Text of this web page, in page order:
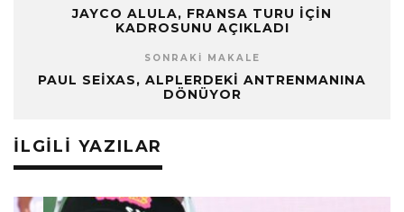
JAYCO ALULA, FRANSA TURU İÇIN
KADROSUNU AÇIKLADI
SONRAKI MAKALE
PAUL SEIXAS, ALPLERDEKI ANTRENMANINA
DÖNÜYOR
İLGILI YAZILAR